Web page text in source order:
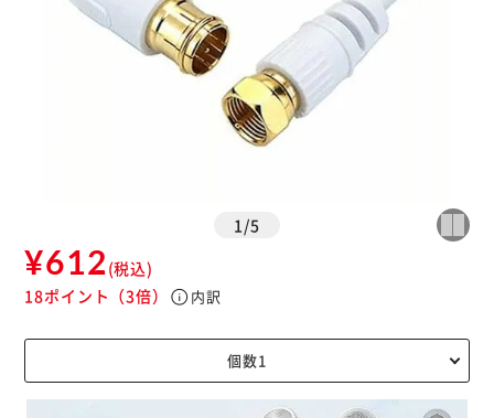
1 /5
¥612(税込)
18ポイント （3倍） info内訳